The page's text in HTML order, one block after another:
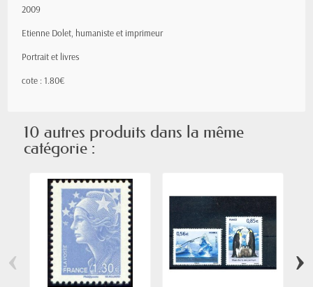
2009
Etienne Dolet, humaniste et imprimeur
Portrait et livres
cote : 1.80€
10 autres produits dans la même
catégorie :
‹ ›